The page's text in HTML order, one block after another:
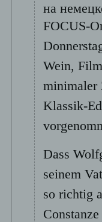
на
FOCUS-
Wein,
minimaler
Klassik-
Dass
seinem
so richtig